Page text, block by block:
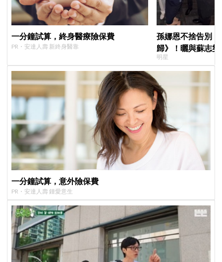
一分鐘試算，終身醫療險保費
PR・安達人壽 新終身醫靠
孫娜恩不捨告別
歸》！曬與蘇志
朱相昱暖心合照
明星
一分鐘試算，意外險保費
PR・安達人壽 鍾愛意生